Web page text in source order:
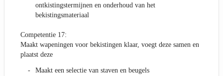
ontkistingstermijnen en onderhoud van het
bekistingsmateriaal
Competentie 17:
Maakt wapeningen voor bekistingen klaar, voegt deze samen en
plaatst deze
Maakt een selectie van staven en beugels